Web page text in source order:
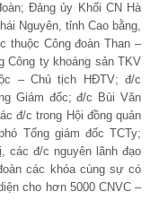
Đảng ủy Khối CN Hà
Nguyên, tỉnh Cao bằng,
thuộc Công đoàn Than –
Công ty khoáng sản TKV
– Chủ tịch HĐTV; đ/c
Giám đốc; đ/c Bùi Văn
đ/c trong Hội đồng quản
Tổng giám đốc TCTy;
các đ/c nguyên lãnh đạo
các khóa cùng sự có
cho hơn 5000 CNVC –